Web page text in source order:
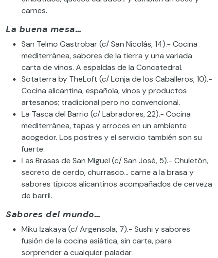
carnes.
La buena mesa…
San Telmo Gastrobar (c/ San Nicolás, 14).- Cocina
mediterránea, sabores de la tierra y una variada
carta de vinos. A espaldas de la Concatedral.
Sotaterra by TheLoft (c/ Lonja de los Caballeros, 10).-
Cocina alicantina, española, vinos y productos
artesanos; tradicional pero no convencional.
La Tasca del Barrio (c/ Labradores, 22).- Cocina
mediterránea, tapas y arroces en un ambiente
acogedor. Los postres y el servicio también son su
fuerte.
Las Brasas de San Miguel (c/ San José, 5).- Chuletón,
secreto de cerdo, churrasco… carne a la brasa y
sabores típicos alicantinos acompañados de cerveza
de barril.
Sabores del mundo…
Miku Izakaya (c/ Argensola, 7).- Sushi y sabores
fusión de la cocina asiática, sin carta, para
sorprender a cualquier paladar.